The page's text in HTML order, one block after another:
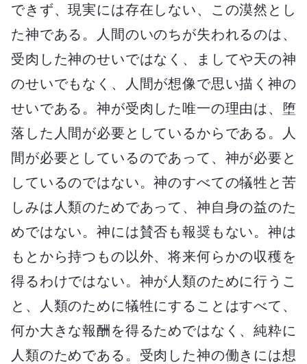
できず、現実には存在しない、この漠然とし
た神である。人間のいのちが失われるのは、
受肉した神のせいではなく、ましてや天の神
のせいでもなく、人間が想像で思い描く神の
せいである。神が受肉した唯一の理由は、堕
落した人間が必要としているからである。人
間が必要としているのであって、神が必要と
しているのではない。神のすべての犠牲と苦
しみは人類のためであって、神自身の益のた
めではない。神には賛否も報奨もない。神は
もとから持つもの以外、将来何らかの収穫を
得るわけではない。神が人類のために行うこ
と、人類のために犠牲にすることはすべて、
何か大きな報酬を得るためではなく、純粋に
人類のためである。受肉した神の働きには想